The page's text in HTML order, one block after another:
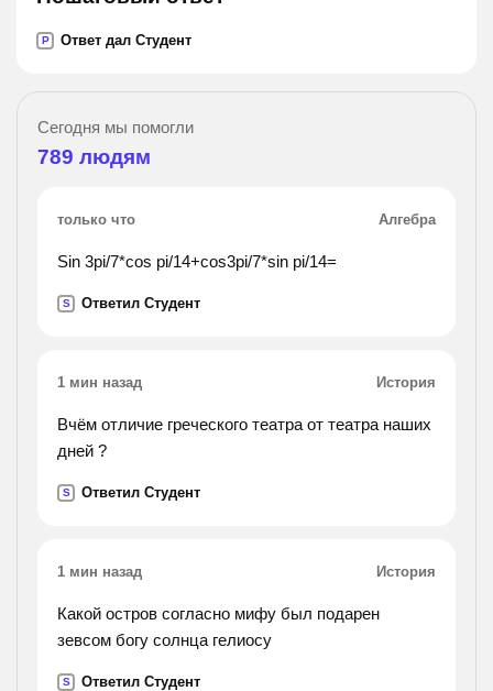
P Ответ дал Студент
Сегодня мы помогли
789 людям
только что Алгебра
Sin 3pi/7*cos pi/14+cos3pi/7*sin pi/14=
S Ответил Студент
1 мин назад История
Вчём отличие греческого театра от театра наших
дней ?
S Ответил Студент
1 мин назад История
Какой остров согласно мифу был подарен
зевсом богу солнца гелиосу
S Ответил Студент